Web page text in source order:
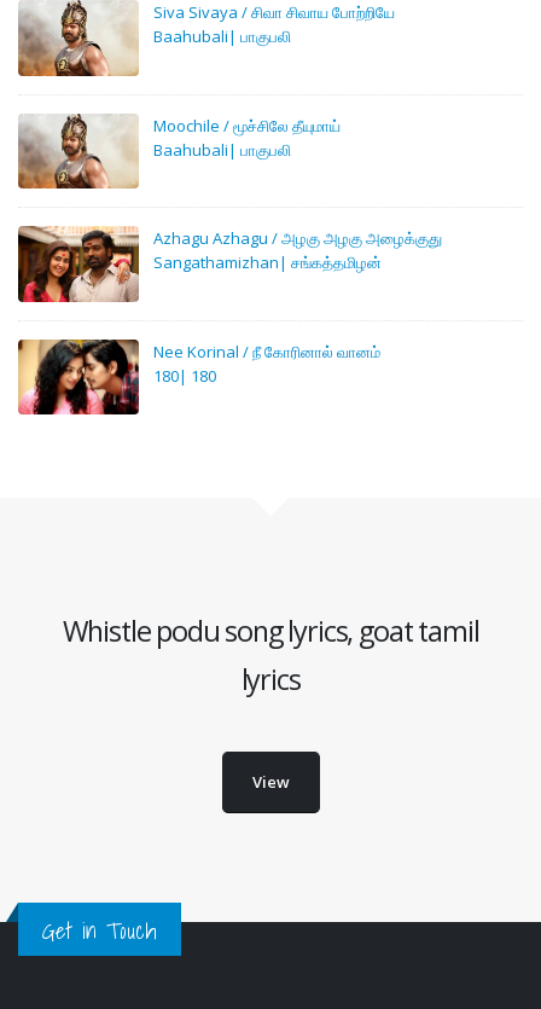
Siva Sivaya / சிவா சிவாய போற்றியே
Baahubali| பாகுபலி
Moochile / மூச்சிலே தீயுமாய்
Baahubali| பாகுபலி
Azhagu Azhagu / அழகு அழகு அழைக்குது
Sangathamizhan| சங்கத்தமிழன்
Nee Korinal / நீ கோரினால் வானம்
180| 180
Whistle podu song lyrics, goat tamil
lyrics
View
Get in Touch